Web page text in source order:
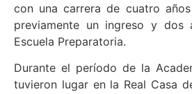
con una carrera de cuatro
previamente un ingreso y dos
Escuela Preparatoria.
Durante el período de la
tuvieron lugar en la Real Casa